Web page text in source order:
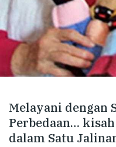
Melayani dengan
Perbedaan…
dalam Satu